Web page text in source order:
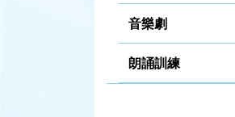
音樂劇
朗誦訓練